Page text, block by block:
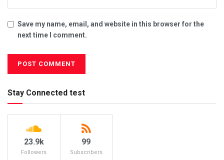
Save my name, email, and website in this browser for the
next time I comment.
Stay Connected test
23.9k
Followers
99
Subscribers